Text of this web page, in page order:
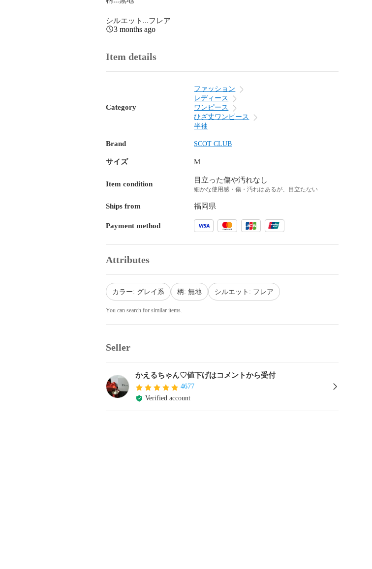
シルエット...フレア
3 months ago
Item details
Category
ファッション
レディース
ワンピース
ひざ丈ワンピース
半袖
Brand SCOT CLUB
サイズ M
Item condition 目立った傷や汚れなし
細かな使用感・傷・汚れはあるが、目立たない
Ships from 福岡県
Payment method
Attributes
カラー: グレイ系 柄: 無地 シルエット: フレア
You can search for similar items.
Seller
かえるちゃん♡値下げはコメントから受付
4677
Verified account